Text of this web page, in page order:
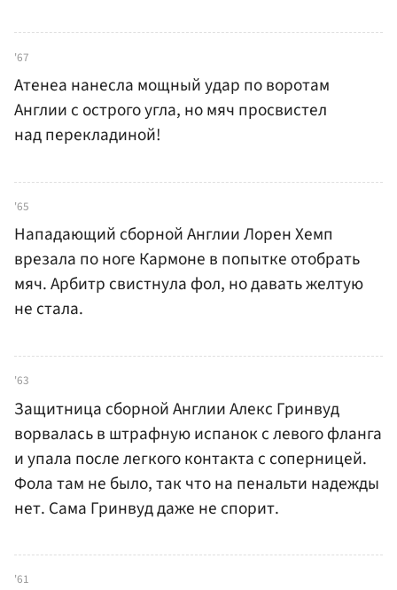
'67
Атенеа нанесла мощный удар по воротам
Англии с острого угла, но мяч просвистел
над перекладиной!
'65
Нападающий сборной Англии Лорен Хемп
врезала по ноге Кармоне в попытке отобрать
мяч. Арбитр свистнула фол, но давать желтую
не стала.
'63
Защитница сборной Англии Алекс Гринвуд
ворвалась в штрафную испанок с левого фланга
и упала после легкого контакта с соперницей.
Фола там не было, так что на пенальти надежды
нет. Сама Гринвуд даже не спорит.
'61